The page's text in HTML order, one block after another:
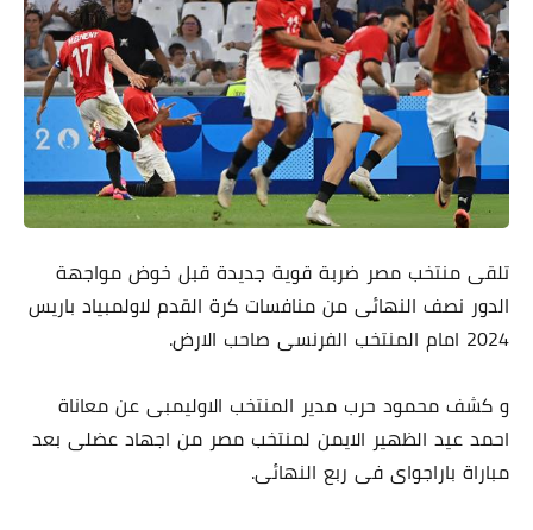
تلقى منتخب مصر ضربة قوية جديدة قبل خوض مواجهة
الدور نصف النهائى من منافسات كرة القدم لاولمبياد باريس
2024 امام المنتخب الفرنسى صاحب الارض.
و كشف محمود حرب مدير المنتخب الاوليمبى عن معاناة
احمد عيد الظهير الايمن لمنتخب مصر من اجهاد عضلى بعد
مباراة باراجواى فى ربع النهائى.